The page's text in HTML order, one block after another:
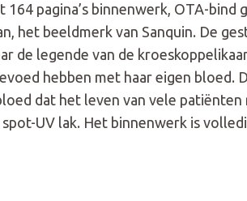
164 pagina’s binnenwerk, OTA-
het beeldmerk van Sanquin. De
de legende van de
hebben met haar eigen bloed.
dat het leven van vele
UV lak. Het binnenwerk is